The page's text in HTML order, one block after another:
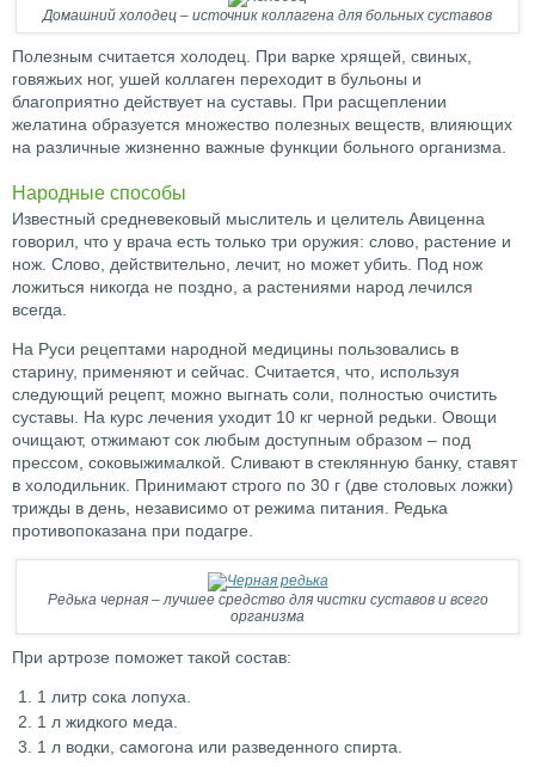
Домашний холодец – источник коллагена для больных суставов
Полезным считается холодец. При варке хрящей, свиных,
говяжьих ног, ушей коллаген переходит в бульоны и
благоприятно действует на суставы. При расщеплении
желатина образуется множество полезных веществ, влияющих
на различные жизненно важные функции больного организма.
Народные способы
Известный средневековый мыслитель и целитель Авиценна
говорил, что у врача есть только три оружия: слово, растение и
нож. Слово, действительно, лечит, но может убить. Под нож
ложиться никогда не поздно, а растениями народ лечился
всегда.
На Руси рецептами народной медицины пользовались в
старину, применяют и сейчас. Считается, что, используя
следующий рецепт, можно выгнать соли, полностью очистить
суставы. На курс лечения уходит 10 кг черной редьки. Овощи
очищают, отжимают сок любым доступным образом – под
прессом, соковыжималкой. Сливают в стеклянную банку, ставят
в холодильник. Принимают строго по 30 г (две столовых ложки)
трижды в день, независимо от режима питания. Редька
противопоказана при подагре.
Редька черная – лучшее средство для чистки суставов и всего
организма
При артрозе поможет такой состав:
1 литр сока лопуха.
1 л жидкого меда.
1 л водки, самогона или разведенного спирта.